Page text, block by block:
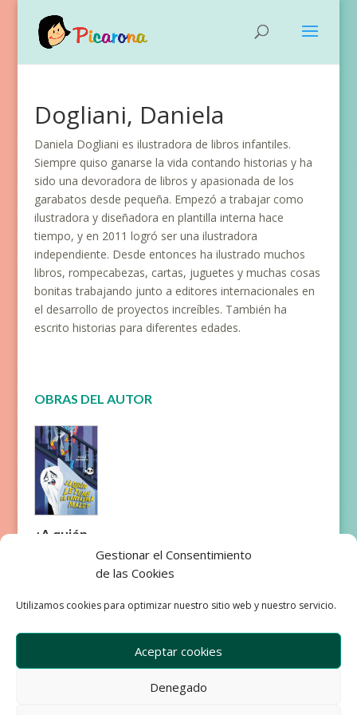
Gestionar el Consentimiento
de las Cookies
Utilizamos cookies para optimizar nuestro sitio web y nuestro servicio.
Aceptar cookies
Denegado
Dogliani, Daniela
Daniela Dogliani es ilustradora de libros infantiles.
Siempre quiso ganarse la vida contando historias y ha
sido una devoradora de libros y apasionada de los
garabatos desde pequeña. Empezó a trabajar como
ilustradora y diseñadora en plantilla interna hace
tiempo, y en 2011 logró ser una ilustradora
independiente. Desde entonces ha ilustrado muchos
libros, rompecabezas, cartas, juguetes y muchas cosas
bonitas trabajando junto a editores internacionales en
el desarrollo de proyectos increíbles. También ha
escrito historias para diferentes edades.
OBRAS DEL AUTOR
¿A quién
Aviso Legal